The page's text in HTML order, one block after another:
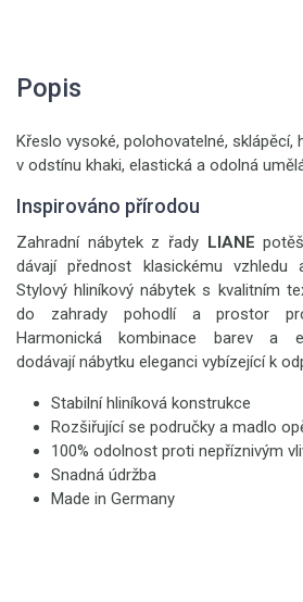
Popis
Křeslo vysoké, polohovatelné, sklápěcí,
v odstínu khaki, elastická a odolná
Inspirováno přírodou
Zahradní nábytek z řady LIANE
dávají přednost klasickému vzhledu
Stylový hliníkový nábytek s kvalitním
do zahrady pohodlí a prostor
Harmonická kombinace barev a
dodávají nábytku eleganci vybízející k
Stabilní hliníková konstrukce
Rozšiřující se područky a madlo
100% odolnost proti nepříznivým
Snadná údržba
Made in Germany